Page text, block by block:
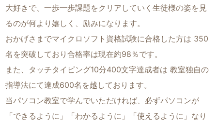
大好きで、一歩一歩課題をクリアしていく生徒様の姿を見
るのが何より嬉しく、励みになります。
おかげさまでマイクロソフト資格試験に合格した方は 350
名を突破しており合格率は現在約98％です。
また、タッチタイピング10分400文字達成者は 教室独自の
指導法にて達成600名を越しております。
当パソコン教室で学んでいただければ、必ずパソコンが
「できるように」「わかるように」「使えるように」なり